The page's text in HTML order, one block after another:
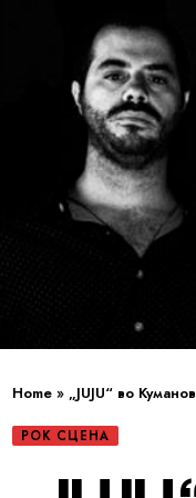
Home » „JUJU“ во
РОК СЦЕНА